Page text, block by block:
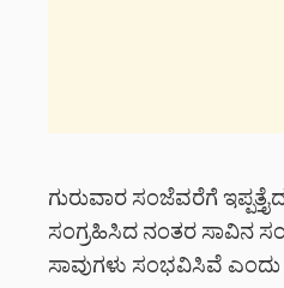
ಗುರುವಾರ ಸಂಜೆವರೆಗೆ
ಸಂಗ್ರಹಿಸಿದ ನಂತರ ಸಾವಿನ
ಸಾವುಗಳು ಸಂಭವಿಸಿವೆ ಎಂದು